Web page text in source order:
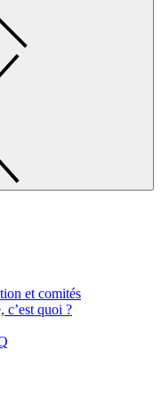
et comités
c’est quoi ?